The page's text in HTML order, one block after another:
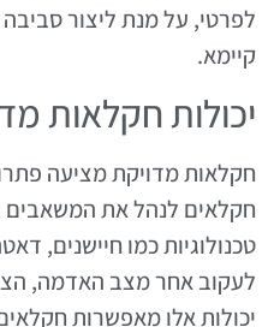
לפרטי, על מנת ליצור
קיימא.
יכולות חקלאות
חקלאות מדויקת מציעה
חקלאים לנהל את המשאבים
טכנולוגיות כמו חיישנים,
לעקוב אחר מצב האדמה,
יכולות אלו מאפשרות